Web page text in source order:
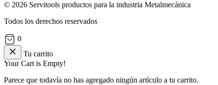
© 2026 Servitools productos para la industria Metalmecánica
Todos los derechos reservados
0
Tu carrito
Your Cart is Empty!
Parece que todavía no has agregado ningún artículo a tu carrito.